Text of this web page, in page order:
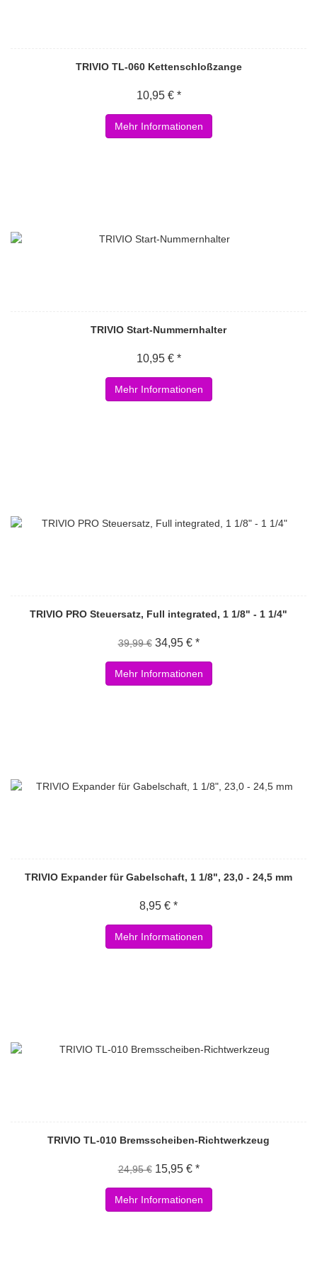
TRIVIO TL-060 Kettenschloßzange
10,95 € *
Mehr Informationen
TRIVIO Start-Nummernhalter
10,95 € *
Mehr Informationen
TRIVIO PRO Steuersatz, Full integrated, 1 1/8" - 1 1/4"
39,99 € 34,95 € *
Mehr Informationen
TRIVIO Expander für Gabelschaft, 1 1/8", 23,0 - 24,5 mm
8,95 € *
Mehr Informationen
TRIVIO TL-010 Bremsscheiben-Richtwerkzeug
24,95 € 15,95 € *
Mehr Informationen